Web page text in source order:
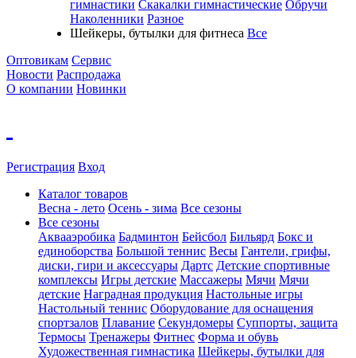
гимнастики Скакалки гимнастические Обручи
Наколенники Разное
Шейкеры, бутылки для фитнеса Все
Оптовикам Сервис
Новости Распродажа
О компании Новинки
Регистрация Вход
Каталог товаров
Весна - лето Осень - зима Все сезоны
Все сезоны
Аквааэробика Бадминтон Бейсбол Бильярд Бокс и
единоборства Большой теннис Весы Гантели, грифы,
диски, гири и аксессуары Дартс Детские спортивные
комплексы Игры детские Массажеры Мячи Мячи
детские Наградная продукция Настольные игры
Настольный теннис Оборудование для оснащения
спортзалов Плавание Секундомеры Суппорты, защита
Термосы Тренажеры Фитнес Форма и обувь
Художественная гимнастика Шейкеры, бутылки для